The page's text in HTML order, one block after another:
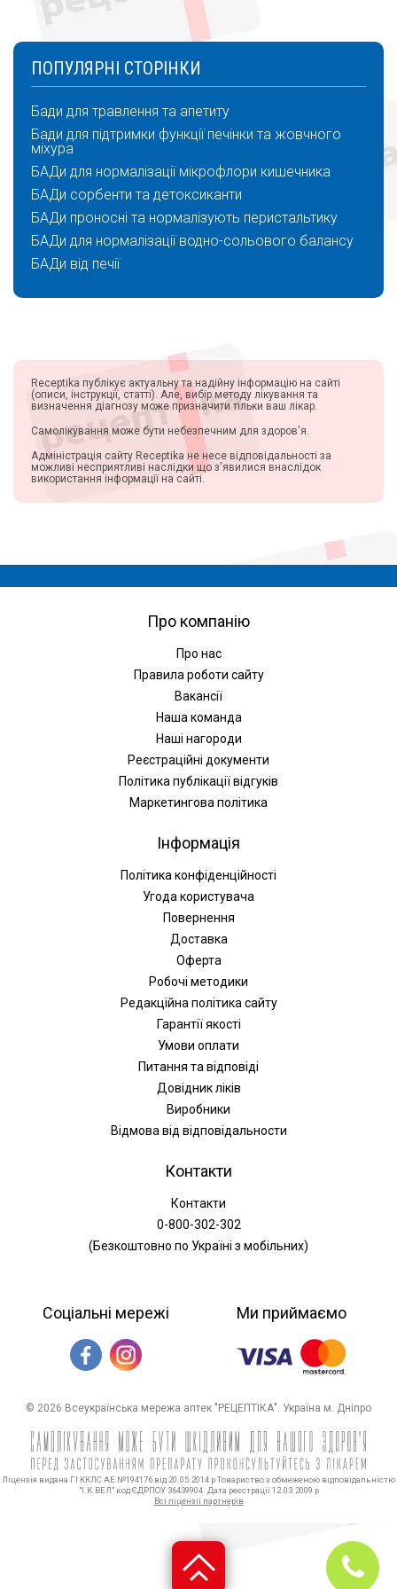
ПОПУЛЯРНІ СТОРІНКИ
Бади для травлення та апетиту
Бади для підтримки функції печінки та жовчного
міхура
БАДи для нормалізації мікрофлори кишечника
БАДи сорбенти та детоксиканти
БАДи проносні та нормалізують перистальтику
БАДи для нормалізації водно-сольового балансу
БАДи від печії
Receptika публікує актуальну та надійну інформацію на сайті
(описи, інструкції, статті). Але, вибір методу лікування та
визначення діагнозу може призначити тільки ваш лікар.
Самолікування може бути небезпечним для здоров'я.
Адміністрація сайту Receptika не несе відповідальності за
можливі несприятливі наслідки що з'явилися внаслідок
використання інформації на сайті.
Про компанію
Про нас
Правила роботи сайту
Вакансії
Наша команда
Наші нагороди
Реєстраційні документи
Політика публікації відгуків
Маркетингова політика
Інформація
Політика конфіденційності
Угода користувача
Повернення
Доставка
Оферта
Робочі методики
Редакційна політика сайту
Гарантії якості
Умови оплати
Питання та відповіді
Довідник ліків
Виробники
Відмова від відповідальности
Контакти
Контакти
0-800-302-302
(Безкоштовно по Україні з мобільних)
Соціальні мережі Ми приймаємо
© 2026 Всеукраїнська мережа аптек "РЕЦЕПТІКА". Україна м. Дніпро
Ліцензія видана ГІ ККЛС АЕ №194176 від 20.05.2014 р Товариство з обмеженою відповідальністю
"І.К.ВЕЛ" код ЄДРПОУ 36439904. Дата реєстрації 12.03.2009 р
Всі ліцензії партнерів